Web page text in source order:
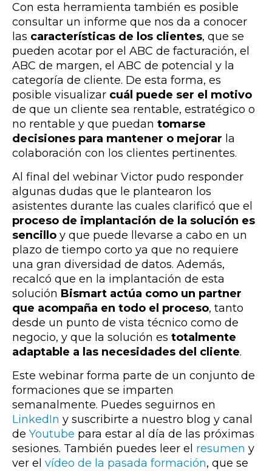
Con esta herramienta también es posible
consultar un informe que nos da a conocer
las características de los clientes, que se
pueden acotar por el ABC de facturación, el
ABC de margen, el ABC de potencial y la
categoría de cliente. De esta forma, es
posible visualizar cuál puede ser el motivo
de que un cliente sea rentable, estratégico o
no rentable y que puedan tomarse
decisiones para mantener o mejorar la
colaboración con los clientes pertinentes.
Al final del webinar Victor pudo responder
algunas dudas que le plantearon los
asistentes durante las cuales clarificó que el
proceso de implantación de la solución es
sencillo y que puede llevarse a cabo en un
plazo de tiempo corto ya que no requiere
una gran diversidad de datos. Además,
recalcó que en la implantación de esta
solución Bismart actúa como un partner
que acompaña en todo el proceso, tanto
desde un punto de vista técnico como de
negocio, y que la solución es totalmente
adaptable a las necesidades del cliente.
Este webinar forma parte de un conjunto de
formaciones que se imparten
semanalmente. Puedes seguirnos en
LinkedIn y suscribirte a nuestro blog y canal
de Youtube para estar al día de las próximas
sesiones. También puedes leer el resumen y
ver el vídeo de la pasada formación, que se